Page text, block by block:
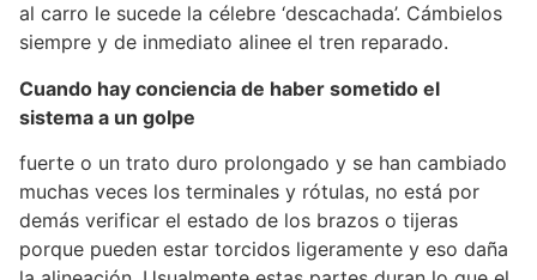
al carro le sucede la célebre ‘descachada’. Cámbielos
siempre y de inmediato alinee el tren reparado.
Cuando hay conciencia de haber sometido el
sistema a un golpe
fuerte o un trato duro prolongado y se han cambiado
muchas veces los terminales y rótulas, no está por
demás verificar el estado de los brazos o tijeras
porque pueden estar torcidos ligeramente y eso daña